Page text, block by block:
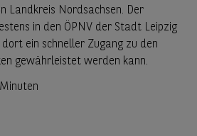
Landkreis Nordsachsen. Der
in den ÖPNV der Stadt Leipzig
ein schneller Zugang zu den
gewährleistet werden kann.